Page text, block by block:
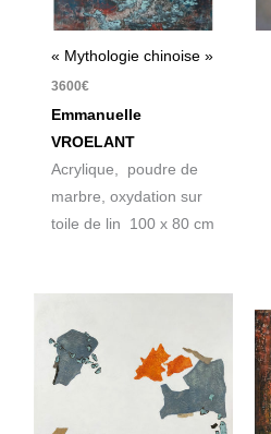
« Mythologie chinoise »
3600€
Emmanuelle
VROELANT
Acrylique, poudre de
marbre, oxydation sur
toile de lin 100 x 80 cm